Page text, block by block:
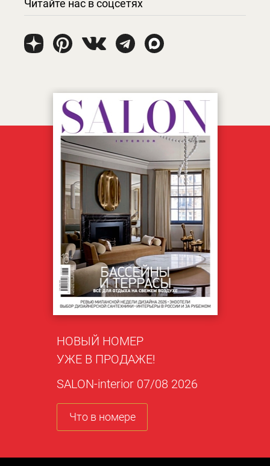
Читайте нас в соцсетях
НОВЫЙ НОМЕР
УЖЕ В ПРОДАЖЕ!
SALON-interior 07/08 2026
Что в номере